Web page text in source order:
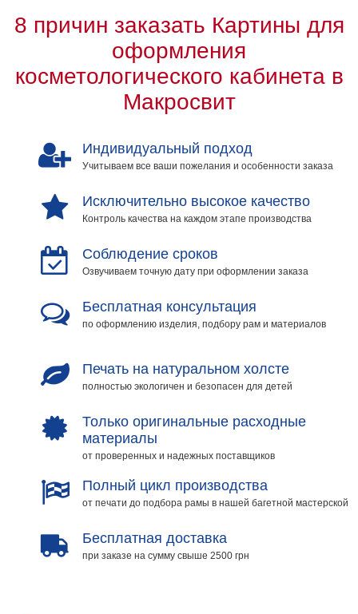
размеров
8 причин заказать Картины для
оформления
косметологического кабинета в
Макросвит
Индивидуальный подход
Учитываем все ваши пожелания и особенности заказа
Исключительно высокое качество
Контроль качества на каждом этапе производства
Соблюдение сроков
Озвучиваем точную дату при оформлении заказа
Бесплатная консультация
по оформлению изделия, подбору рам и материалов
Печать на натуральном холсте
полностью экологичен и безопасен для детей
Только оригинальные расходные
материалы
от проверенных и надежных поставщиков
Полный цикл производства
от печати до подбора рамы в нашей багетной мастерской
Бесплатная доставка
при заказе на сумму свыше 2500 грн